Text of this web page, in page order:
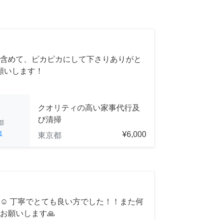
めて、ピカピカにして下さりありがと
します！
クオリティの高い家事代行及
び清掃
東京都
¥6,000
丁寧でとても良い方でした！！また何
願いします🙏